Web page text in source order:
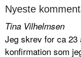
Nyeste
Tina Vilhelmsen
Jeg skrev for ca 23
konfirmation som